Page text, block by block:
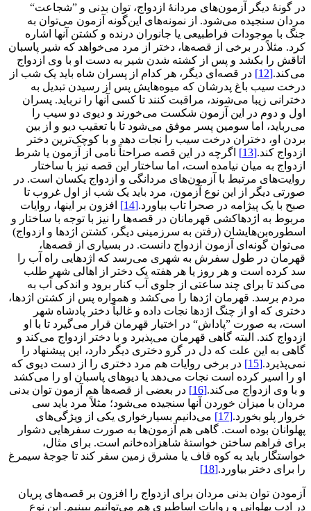
در گونۀ دیگر آزمون‌های مردانۀ ازدواج، توان بدنی و ”شجاعت“
مردان سنجیده می‌شود. از نمونه‌های این‌گونه آزمون می‌توان به
جنگ با موجودات فراطبیعی یا جانوران درنده و کشتن آنها اشاره
کرد. مثلاً در برخی از قصه‌ها، دختر از مرد می‌خواهد که شیر پاسبان
اتاقش را بکشد و پس از کشته شدن شیر به دست او با وی ازدواج
می‌کند.[12]
در قصه‌ای دیگر، هر کدام از پسران شاه باید یک شب از
درخت سیب باغ پدرشان که میوه‌هایش پس از رسیدن تبدیل به
دخترانی زیبا می‌شوند، مراقبت کنند تا کسی آنها را نرباید. پسران
اول و دوم در این آزمون شکست می‌خورند و دیوی دو سیب را
می‌رباید، اما سومین پسر موفق می‌شود تا با تعقیب دیو و از بین
بردن او، دختران درخت سیب را نجات دهد و با کوچک‌ترین دختر
ازدواج کند.[13]
اگرچه در این قصه صراحتاً نامی از آزمون یا شرط
ازدواج به میان نیامده است، اما ساختار این قصه نیز با ساختار
روایت‌های مرتبط با آزمون‌های مردانگی و ازدواج یکسان است. در
صورتی دیگر از این نوع آزمون، مرد باید یک شب از اول غروب تا
صبح با یک پیژامه در صحرا تاب بیاورد.[14]
افزون بر اینها، روایات
مربوط به اژدهاکشی قهرمانان در قصه‌ها را نیز با توجه با ساختار و
اسطوره‌بن‌هایشان (رفتن به سرزمینی دیگر، کشتن اژدها و ازدواج)
می‌توان گونه‌ای آزمون ازدواج دانست. در بسیاری از قصه‌ها،
قهرمان در طول سفرش به شهری می‌رسد که اژدهایی راه آب را
سد کرده است و هر روز یا هر هفته یک دختر از اهالی شهر طلب
می‌کند تا برای چند ساعتی از جلوی آب کنار برود و اندکی آب به
مردم برسد. قهرمان اژدها را می‌کشد و همواره پس از کشتن اژدها،
دختری که او از چنگ اژدها نجات داده و غالباً دختر پادشاه شهر
است، به صورت ”پاداش“ در اختیار قهرمان قرار می‌گیرد تا با او
ازدواج کند. البته گاهی قهرمان می‌پذیرد و با دختر ازدواج می‌کند و
گاهی به این علت که دل در گرو دختری دیگر دارد، این پیشنهاد را
نمی‌پذیرد.[15]
در برخی روایات هم مرد دختری را از دست دیوی که
او را اسیر کرده است نجات می‌دهد یا دیوهای پاسبان او را می‌کشد
و با وی ازدواج می‌کند.[16]
در بعضی از قصه‌ها هم آزمون توان بدنی
مردان با میزان خوردن آنها سنجیده می‌شود؛ مثلاً مرد باید سی
خروار پلو بخورد.[17]
می‌دانیم بسیارخواری یکی از ویژگی‌های
پهلوانان بوده است. گاهی هم آزمون‌ها به صورت سفرهایی دشوار
برای فراهم ساختن خواستۀ شاهزاده‌خانم است. برای مثال،
خواستگار باید به کوه قاف یا مشرق زمین سفر کند تا جوجۀ سیمرغ
را برای دختر بیاورد.[18]
آزمودن توان بدنی مردان برای ازدواج را افزون بر قصه‌های پریان
در ادب پهلوانی و روایات اساطیری هم می‌توانیم ببینیم. این نوع